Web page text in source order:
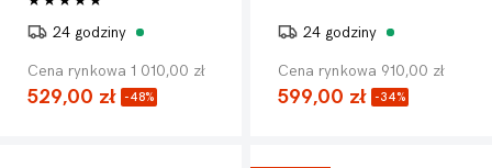
24 godziny
Cena rynkowa 1 010,00 zł
529,00 zł -48%
24 godziny
Cena rynkowa 910,00 zł
599,00 zł -34%